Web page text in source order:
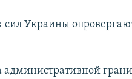
Украины